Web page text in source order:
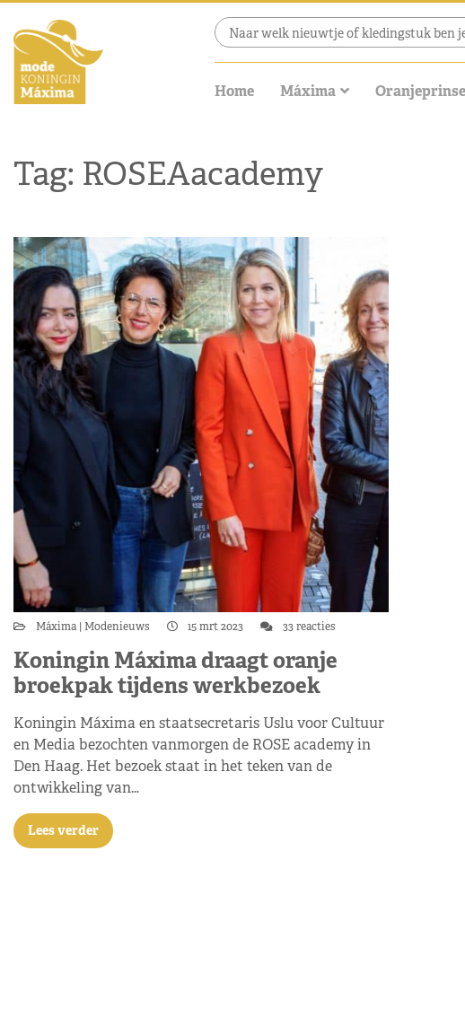
Home Máxima
Tag: ROSEAacademy
Máxima Modenieuws 15 mrt 2023 33 reacties
Koningin Máxima draagt oranje
broekpak tijdens werkbezoek
Koningin Máxima en staatsecretaris Uslu voor Cultuur
en Media bezochten vanmorgen de ROSE academy in
Den Haag. Het bezoek staat in het teken van de
ontwikkeling van…
Lees verder